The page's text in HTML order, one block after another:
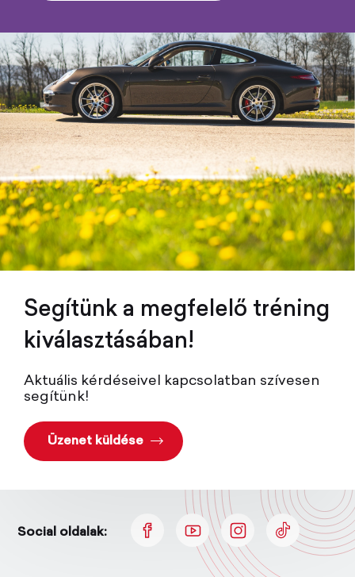
Segítünk a megfelelő tréning
kiválasztásában!
Aktuális kérdéseivel kapcsolatban szívesen
segítünk!
Üzenet küldése
Social oldalak: